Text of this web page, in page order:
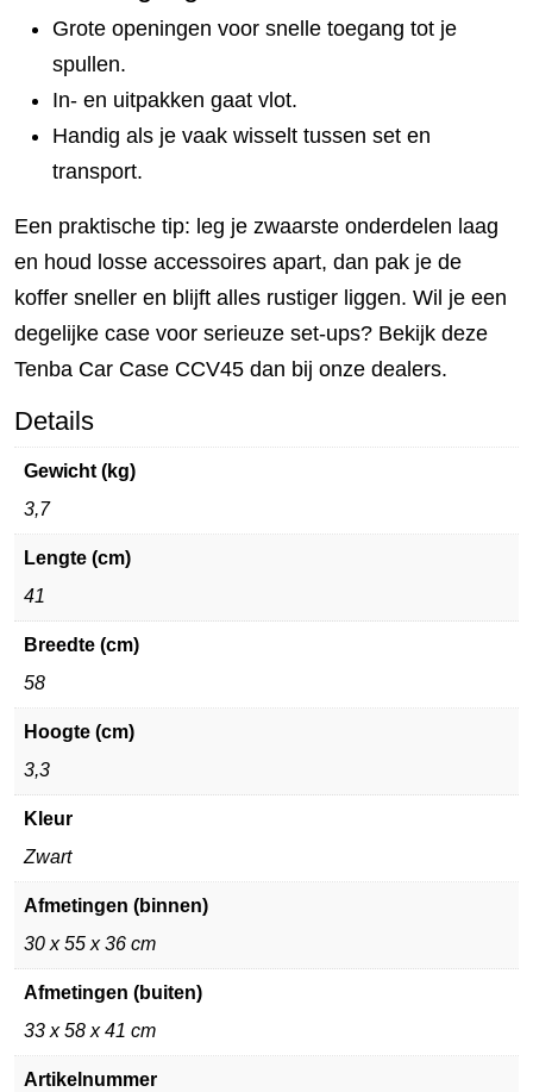
Grote openingen voor snelle toegang tot je
spullen.
In- en uitpakken gaat vlot.
Handig als je vaak wisselt tussen set en
transport.
Een praktische tip: leg je zwaarste onderdelen laag
en houd losse accessoires apart, dan pak je de
koffer sneller en blijft alles rustiger liggen. Wil je een
degelijke case voor serieuze set-ups? Bekijk deze
Tenba Car Case CCV45 dan bij onze dealers.
Details
Gewicht (kg)
3,7
Lengte (cm)
41
Breedte (cm)
58
Hoogte (cm)
3,3
Kleur
Zwart
Afmetingen (binnen)
30 x 55 x 36 cm
Afmetingen (buiten)
33 x 58 x 41 cm
Artikelnummer